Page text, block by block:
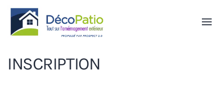
Skip to main content
INSCRIPTION